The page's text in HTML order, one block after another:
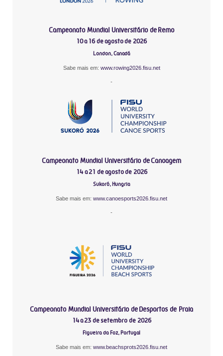
Campeonato Mundial Universitário de Remo
10 a 16 de agosto de 2026
London, Canadá
Sabe mais em: www.rowing2026.fisu.net
-
Campeonato Mundial Universitário de Canoagem
14 a 21 de agosto de 2026
Sukoró, Hungria
Sabe mais em: www.canoesports2026.fisu.net
-
Campeonato Mundial Universitário de Desportos de Praia
14 a 23 de setembro de 2026
Figueira da Foz, Portugal
Sabe mais em: www.beachsprots2026.fisu.net